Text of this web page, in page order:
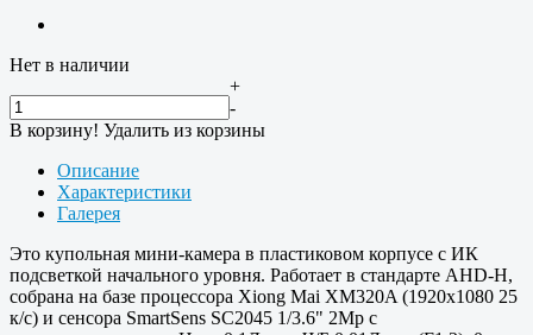
Нет в наличии
+
-
В корзину! Удалить из корзины
Описание
Характеристики
Галерея
Это купольная мини-камера в пластиковом корпусе с ИК
подсветкой начального уровня. Работает в стандарте AHD-H,
собрана на базе процессора Xiong Mai XM320A (1920х1080 25
к/с) и сенсора SmartSens SC2045 1/3.6" 2Mp с